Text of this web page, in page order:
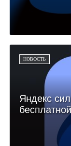
НОВОСТЬ
Яндекс